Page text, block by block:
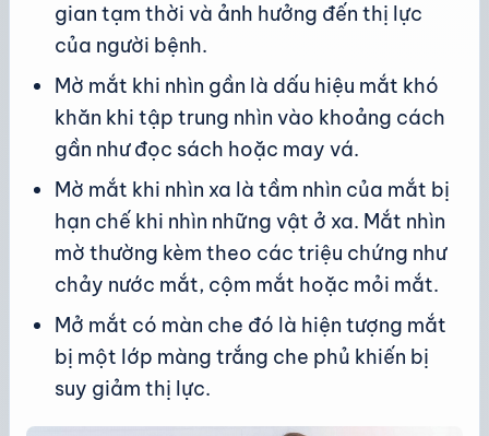
gian tạm thời và ảnh hưởng đến thị lực
của người bệnh.
Mờ mắt khi nhìn gần là dấu hiệu mắt khó
khăn khi tập trung nhìn vào khoảng cách
gần như đọc sách hoặc may vá.
Mờ mắt khi nhìn xa là tầm nhìn của mắt bị
hạn chế khi nhìn những vật ở xa. Mắt nhìn
mờ thường kèm theo các triệu chứng như
chảy nước mắt, cộm mắt hoặc mỏi mắt.
Mở mắt có màn che đó là hiện tượng mắt
bị một lớp màng trắng che phủ khiến bị
suy giảm thị lực.